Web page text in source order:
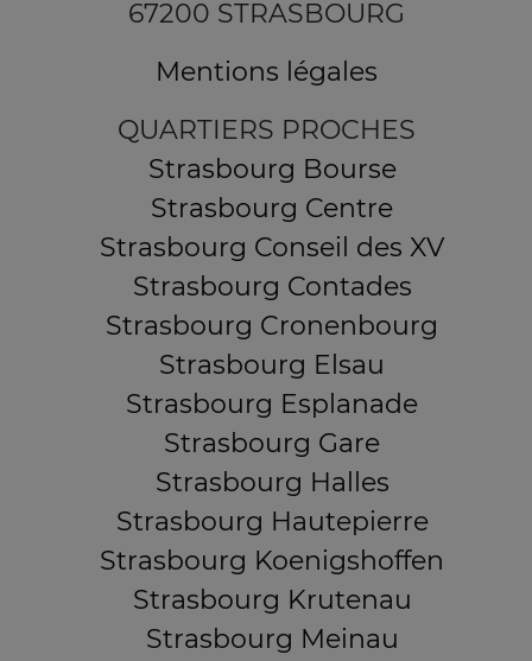
67200 STRASBOURG
Mentions légales
QUARTIERS PROCHES
Strasbourg Bourse
Strasbourg Centre
Strasbourg Conseil des XV
Strasbourg Contades
Strasbourg Cronenbourg
Strasbourg Elsau
Strasbourg Esplanade
Strasbourg Gare
Strasbourg Halles
Strasbourg Hautepierre
Strasbourg Koenigshoffen
Strasbourg Krutenau
Strasbourg Meinau